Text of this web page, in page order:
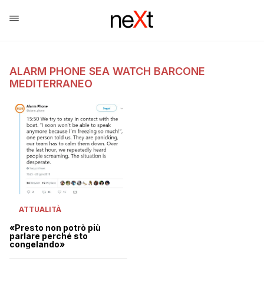
ALARM PHONE SEA WATCH BARCONE
MEDITERRANEO
ATTUALITÀ
«Presto non potrò più
parlare perché sto
congelando»